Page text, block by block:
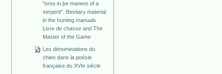
"eres in þe manere of a
serpent". Bestiary material
in the hunting manuals
Livre de chasse and The
Master of the Game
Les dénominations du
chien dans la poésie
française du XVIe siècle